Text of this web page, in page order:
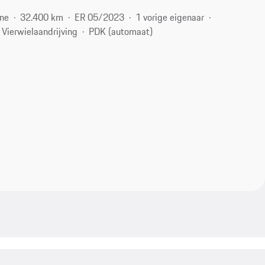
32.400 km ER 05/2023
1 vorige eigenaar
Vierwielaandrijving
PDK (automaat)